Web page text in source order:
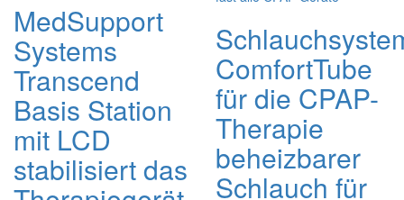
MedSupport
Systems
Transcend
Basis Station
mit LCD
stabilisiert das
ComfortTube
für die CPAP-
Therapie
beheizbarer
Schlauch für